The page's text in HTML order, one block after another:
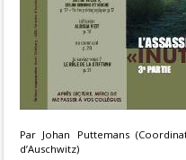
Par Johan Puttemans
d’Auschwitz)